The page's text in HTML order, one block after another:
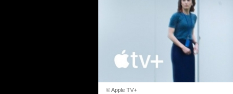
© Apple TV+